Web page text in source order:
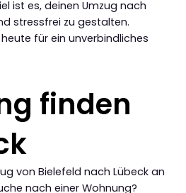
ist es, deinen Umzug nach
stressfrei zu gestalten.
für ein unverbindliches
finden
von Bielefeld nach Lübeck an
nach einer Wohnung?